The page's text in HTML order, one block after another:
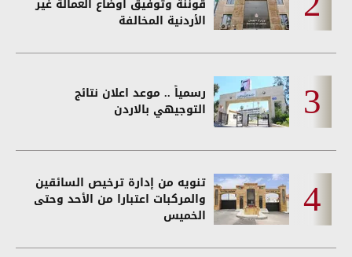
الأردنية المخالفة
رسمياً .. موعد اعلان نتائج
التوجيهي بالاردن
تنويه من إدارة ترخيص السائقين
والمركبات اعتبارا من الأحد وحتى
الخميس